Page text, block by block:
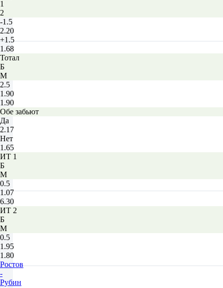
1
2
-1.5
2.20
+1.5
1.68
Тотал
Б
М
2.5
1.90
1.90
Обе забьют
Да
2.17
Нет
1.65
ИТ 1
Б
М
0.5
1.07
6.30
ИТ 2
Б
М
0.5
1.95
1.80
Ростов
-
Рубин